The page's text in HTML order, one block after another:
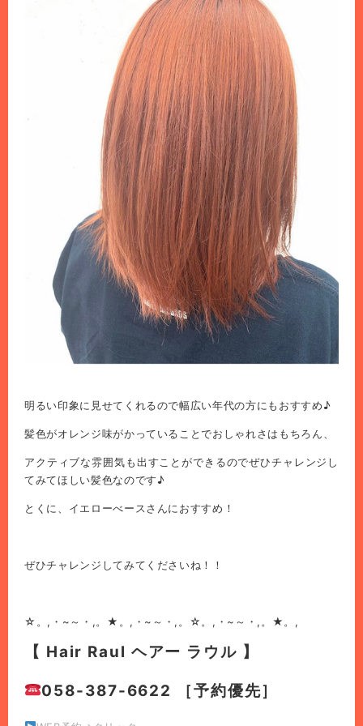
明るい印象に見せてくれるので幅広い年代の方にもおすすめ♪
髪色がオレンジ味がかっていることでおしゃれさはもちろん、
アクティブな雰囲気も出すことができるのでぜひチャレンジし
てみてほしい髪色なのです♪
とくに、イエローべースさんにおすすめ！
ぜひチャレンジしてみてくださいね！！
☆。,・~～・,。★。,・~～・,。☆。,・~～・,。★。,
【 Hair Raul ヘアー ラウル 】
058-387-6622 ［予約優先］